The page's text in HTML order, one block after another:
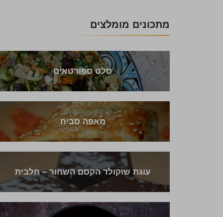
מתכונים מומלצים
סלט ספורטאים
מאפה סביח
עוגת שוקולד הקסם השחור – חלבית